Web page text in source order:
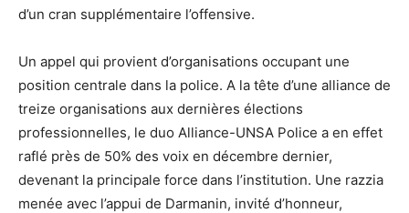
d’un cran supplémentaire l’offensive.
Un appel qui provient d’organisations occupant une
position centrale dans la police. A la tête d’une alliance de
treize organisations aux dernières élections
professionnelles, le duo Alliance-UNSA Police a en effet
raflé près de 50% des voix en décembre dernier,
devenant la principale force dans l’institution. Une razzia
menée avec l’appui de Darmanin, invité d’honneur,